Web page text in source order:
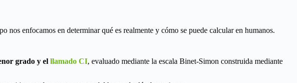
nos enfocamos en determinar qué es realmente y cómo se puede calcular en humanos.
grado y el llamado CI, evaluado mediante la escala Binet-Simon construida mediante